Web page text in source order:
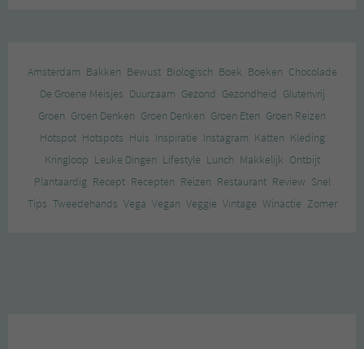
Amsterdam Bakken Bewust Biologisch Boek Boeken Chocolade
De Groene Meisjes Duurzaam Gezond Gezondheid Glutenvrij
Groen Groen Denken Groen Denken Groen Eten Groen Reizen
Hotspot Hotspots Huis Inspiratie Instagram Katten Kleding
Kringloop Leuke Dingen Lifestyle Lunch Makkelijk Ontbijt
Plantaardig Recept Recepten Reizen Restaurant Review Snel
Tips Tweedehands Vega Vegan Veggie Vintage Winactie Zomer